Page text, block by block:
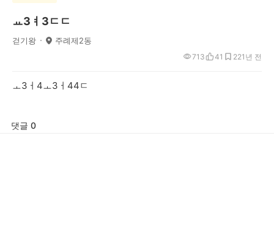
ㅛ3ㅕ3ㄷㄷ
걷기왕 주례제2동
1년 전
713 41 22
ㅗ3ㅓ4ㅗ3ㅓ44ㄷ
댓글 0